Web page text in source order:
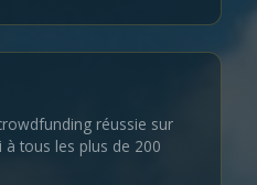
réussie sur
à tous les plus de 200